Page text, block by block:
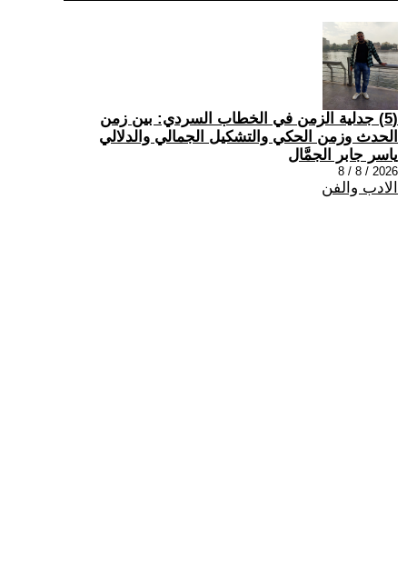
(5) جدلية الزمن في الخطاب السردي: بين زمن
الحدث وزمن الحكي والتشكيل الجمالي والدلالي
ياسر جابر الجمَّال
2026 / 8 / 8
الادب والفن